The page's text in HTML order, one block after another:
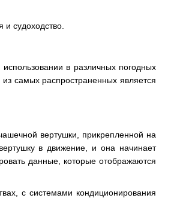
судоходство.
в различных погодных
самых распространенных является
вертушки, прикрепленной на
в движение, и она начинает
данные, которые отображаются
с системами кондиционирования